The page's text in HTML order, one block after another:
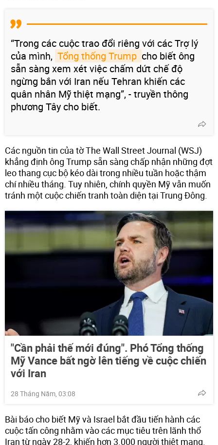
“Trong các cuộc trao đổi riêng với các Trợ lý
của mình, Tổng thống Trump cho biết ông
sẵn sàng xem xét việc chấm dứt chế độ
ngừng bắn với Iran nếu Tehran khiến các
quân nhân Mỹ thiệt mạng”, - truyền thông
phương Tây cho biết.
Các nguồn tin của tờ The Wall Street Journal (WSJ)
khẳng định ông Trump sẵn sàng chấp nhận những đợt
leo thang cục bộ kéo dài trong nhiều tuần hoặc thậm
chí nhiều tháng. Tuy nhiên, chính quyền Mỹ vẫn muốn
tránh một cuộc chiến tranh toàn diện tại Trung Đông.
"Cần phải thế mới đúng". Phó Tổng thống
Mỹ Vance bất ngờ lên tiếng về cuộc chiến
với Iran
28 Tháng Năm, 03:08
Bài báo cho biết Mỹ và Israel bắt đầu tiến hành các
cuộc tấn công nhằm vào các mục tiêu trên lãnh thổ
Iran từ ngày 28-2, khiến hơn 3.000 người thiệt mạng.